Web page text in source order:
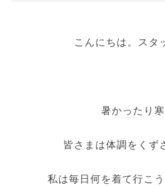
こんにちは。スタ
暑かったり
皆さまは体調をくず
私は毎日何を着て行こ